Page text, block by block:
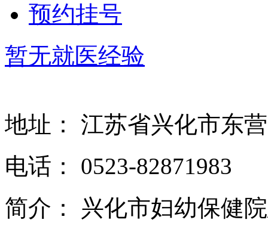
预约挂号
暂无就医经验
地址：
江苏省兴化市东
电话：
0523-82871983
简介：
兴化市妇幼保健